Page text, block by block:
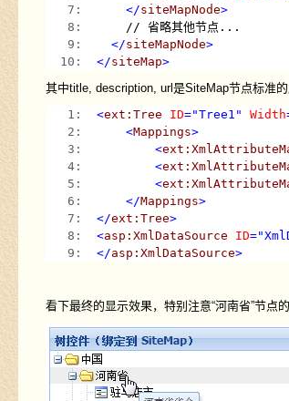
   7:
</siteMapNode>
   8:
    // 省略其他节点...
   9:
</siteMapNode>
  10:
</siteMap>
其中title, description, url是SiteMap节点标准
   1:
<ext:Tree ID="Tree1" Width
   2:
<Mappings>
   3:
<
   4:
<
   5:
<
   6:
</Mappings>
   7:
</ext:Tree>
   8:
<asp:XmlDataSource ID
   9:
</asp:XmlDataSource>
看下最终的显示效果，特别注意“河南省”节点的